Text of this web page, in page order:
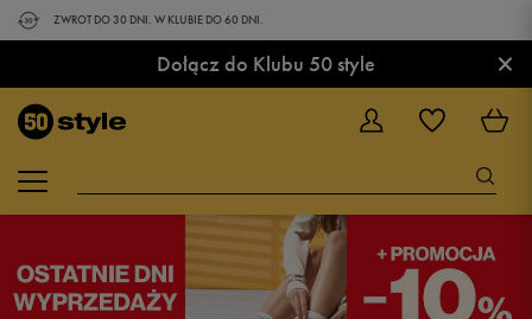
ZWROT DO 30 DNI. W KLUBIE DO 60 DNI.
Dołącz do Klubu 50 style ×